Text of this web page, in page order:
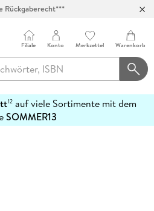
Rückgaberecht***
Filiale Konto Merkzettel Warenkorb
12auf viele Sortimente mit dem
SOMMER13